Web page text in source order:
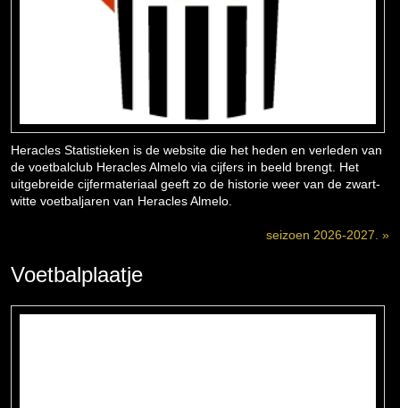
Heracles Statistieken is de website die het heden en verleden van
de voetbalclub Heracles Almelo via cijfers in beeld brengt. Het
uitgebreide cijfermateriaal geeft zo de historie weer van de zwart-
witte voetbaljaren van Heracles Almelo.
seizoen 2026-2027. »
Voetbalplaatje